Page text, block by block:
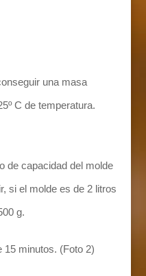
una masa
C de temperatura.
de capacidad del molde
si el molde es de 2 litros
g.
15 minutos. (Foto 2)